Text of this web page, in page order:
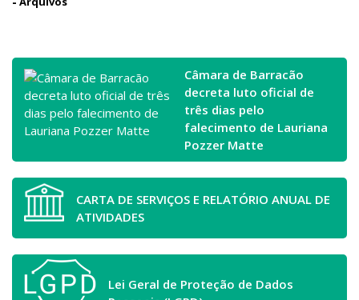
Câmara de Barracão
decreta luto oficial de
três dias pelo
falecimento de Lauriana
Pozzer Matte
CARTA DE SERVIÇOS E RELATÓRIO ANUAL DE
ATIVIDADES
Lei Geral de Proteção de Dados